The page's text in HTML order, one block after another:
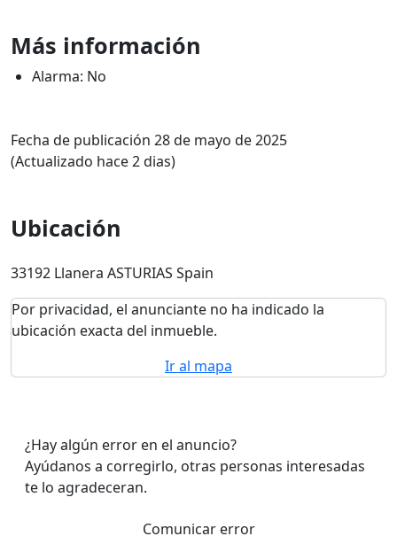
Más información
Alarma: No
Fecha de publicación 28 de mayo de 2025
(Actualizado hace 2 dias)
Ubicación
33192 Llanera ASTURIAS Spain
Por privacidad, el anunciante no ha indicado la
ubicación exacta del inmueble.
Ir al mapa
¿Hay algún error en el anuncio?
Ayúdanos a corregirlo, otras personas interesadas
te lo agradeceran.
Comunicar error